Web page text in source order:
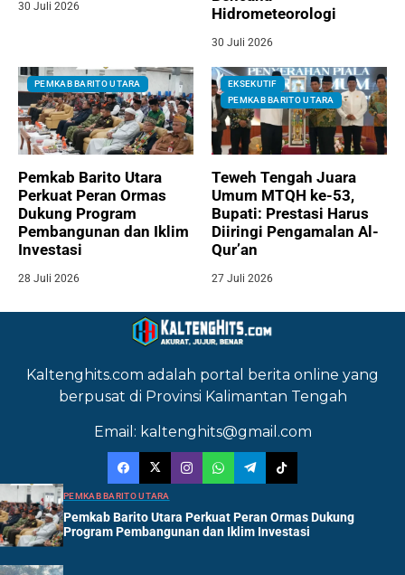
30 Juli 2026
Hidrometeorologi
30 Juli 2026
PEMKAB BARITO UTARA
Pemkab Barito Utara
Perkuat Peran Ormas
Dukung Program
Pembangunan dan Iklim
Investasi
28 Juli 2026
EKSEKUTIF
PEMKAB BARITO UTARA
Teweh Tengah Juara
Umum MTQH ke-53,
Bupati: Prestasi Harus
Diiringi Pengamalan Al-
Qur’an
27 Juli 2026
Kaltenghits.com adalah portal berita online yang
berpusat di Provinsi Kalimantan Tengah
Email: kaltenghits@gmail.com
PEMKAB BARITO UTARA
Pemkab Barito Utara Perkuat Peran Ormas Dukung
Program Pembangunan dan Iklim Investasi